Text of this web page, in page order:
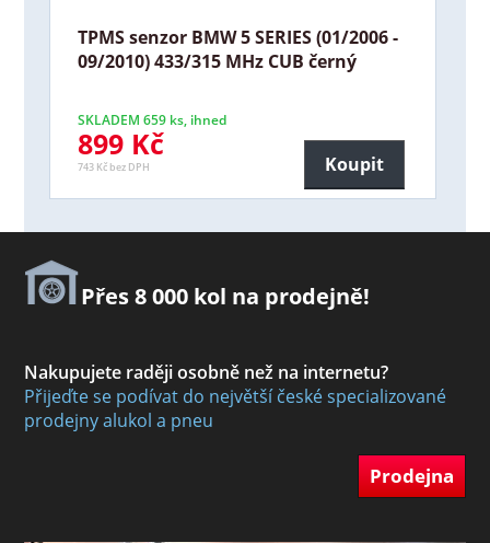
TPMS senzor BMW 5 SERIES (01/2006 -
09/2010) 433/315 MHz CUB černý
SKLADEM 659 ks, ihned
899 Kč
743 Kč bez DPH Koupit
Přes 8 000 kol na prodejně!
Nakupujete raději osobně než na internetu?
Přijeďte se podívat do největší české specializované
prodejny alukol a pneu
Prodejna